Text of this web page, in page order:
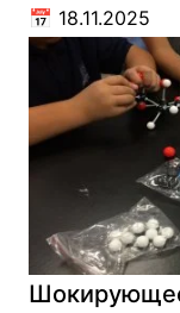
📅 18.11.2025